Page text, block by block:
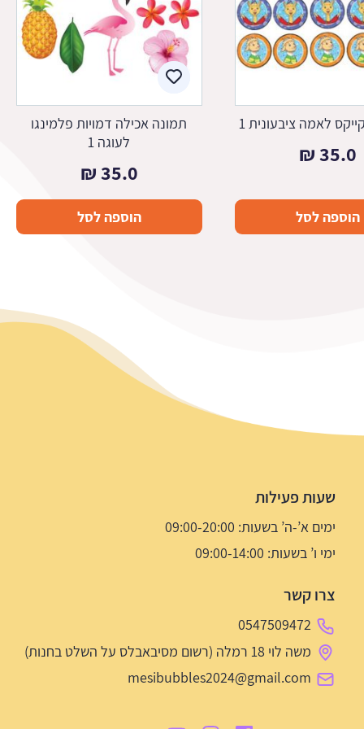
לאמה ציבעונית 1
35.0
₪
הוספה לסל
תמונה אכילה דמויות פלמינגו
לעוגה 1
35.0
₪
הוספה לסל
שעות פעילות
ימים א’-ה’ בשעות: 09:00-20:00
ימי ו’ בשעות: 09:00-14:00
צרו קשר
0547509472
משה לוי 18 רמלה (רשום מסיבאבלס על השלט בחנות)
mesibubbles2024@gmail.com